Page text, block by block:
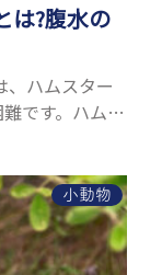
は?腹水の
、ハムスター
です。ハムス
小動物